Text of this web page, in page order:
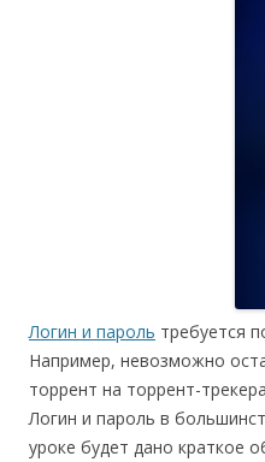
Логин и пароль требуется
Например, невозможно
торрент на торрент-
Логин и пароль в
уроке будет дано краткое